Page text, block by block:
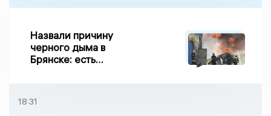
Назвали причину
черного дыма в
Брянске: есть
18:31